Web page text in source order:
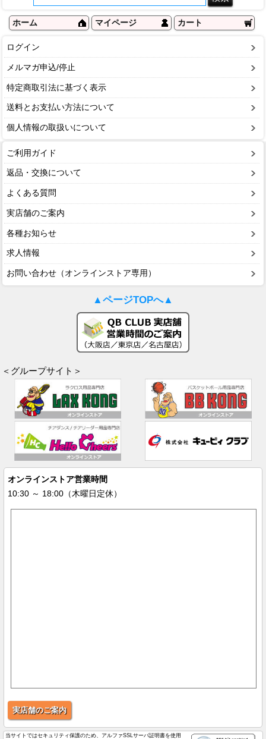
ホーム マイページ カート
ログイン
メルマガ申込/停止
特定商取引法に基づく表示
送料とお支払い方法について
個人情報の取扱いについて
ご利用ガイド
返品・交換について
よくある質問
実店舗のご案内
各種お知らせ
求人情報
お問い合わせ（オンラインストア専用）
▲ページTOPへ▲
＜グループサイト＞
オンラインストア営業時間
10:30 ～ 18:00（木曜日定休）
実店舗のご案内
当サイトではセキュリティ保護のため、アルファSSLサーバ証明書を使用